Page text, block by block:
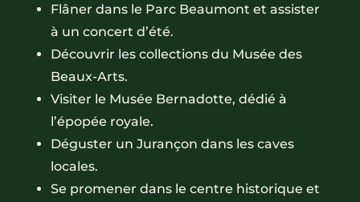
Flâner dans le Parc Beaumont et assister
à un concert d’été.
Découvrir les collections du Musée des
Beaux-Arts.
Visiter le Musée Bernadotte, dédié à
l’épopée royale.
Déguster un Jurançon dans les caves
locales.
Se promener dans le centre historique et